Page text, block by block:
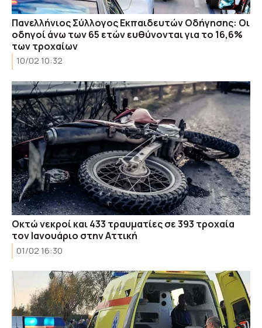
Πανελλήνιος Σύλλογος Εκπαιδευτών Οδήγησης: Οι
οδηγοί άνω των 65 ετών ευθύνονται για το 16,6%
των τροχαίων
10/02 10:32
Οκτώ νεκροί και 433 τραυματίες σε 393 τροχαία
τον Ιανουάριο στην Αττική
01/02 16:30